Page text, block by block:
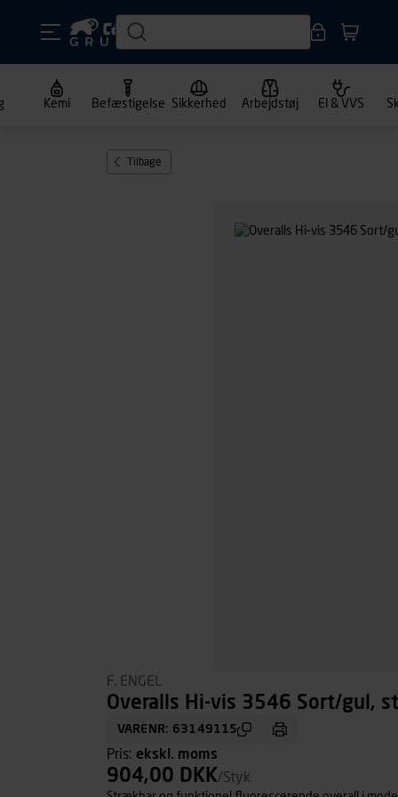
Kemi Befæstigelse Sikkerhed Arbejdstøj El & VVS
Tilbage
F. ENGEL
Overalls Hi-vis 3546 Sort/gul,
VARENR: 63149115
Pris: ekskl. moms
904,00 DKK/Styk